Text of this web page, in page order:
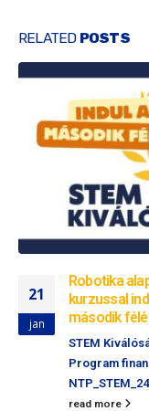
RELATED POSTS
21
jan
Robotika
kurzussal
második
STEM
Program
read more